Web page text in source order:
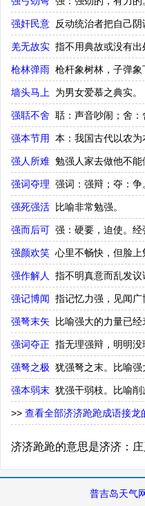
强奸民意 反动统治者把自己阴
羌无故实 指不用典故或没有出
枪林弹雨 枪杆象树林，子弹象
墙头马上 为男女爱慕之典实。
强聒不舍 聒：声音吵闹；舍
强本节用 本：我国古代以农为
强人所难 勉强人家去做他不能
强词夺理 强词：强辩；夺：争
强死强活 比喻非常勉强。
强而后可 强：硬要，迫使。经
强颜欢笑 心里不畅快，但脸上
强作解人 指不明真意而乱发议
强记博闻 指记忆力强，见闻广
强弩末矢 比喻强大的力量已
强词夺正 指无理强辩，明明没
强弩之极 犹强弩之末。比喻强
强本弱末 犹强干弱枝。比喻削
>> 查看全部济济跄跄成语接龙
济济跄跄的意思是济济：
普吉岛天气